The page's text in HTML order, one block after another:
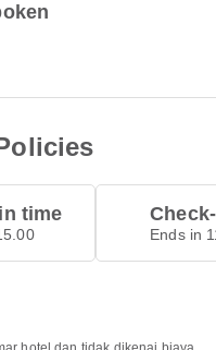
time
Ends in